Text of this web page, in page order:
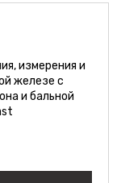
измерения и
железе с
и бальной